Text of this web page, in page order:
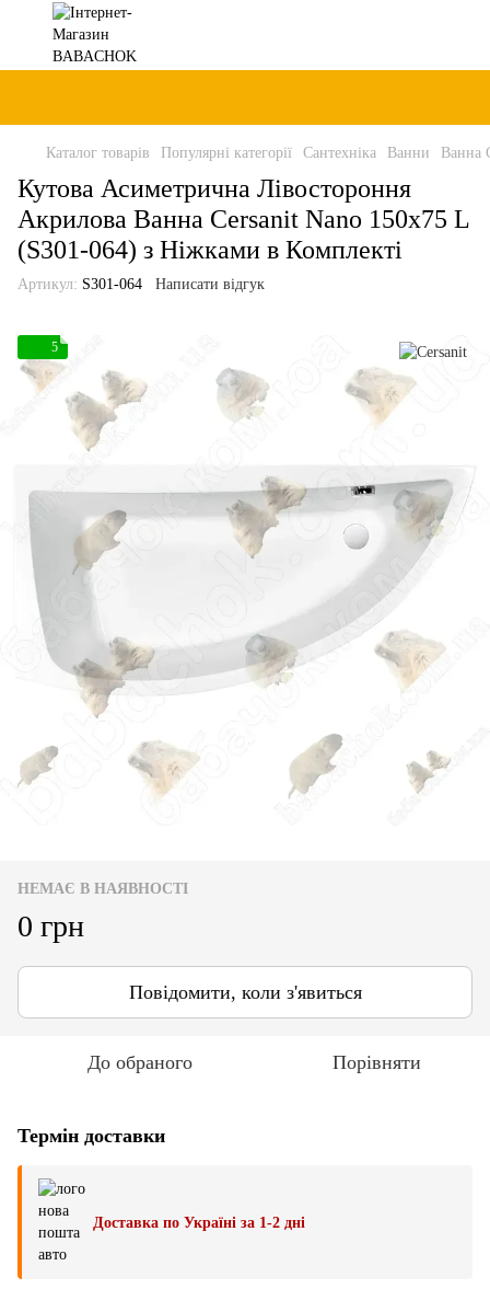
Каталог товарів Популярні категорії Сантехніка Ванни Ванна
Кутова Асиметрична Лівостороння
Акрилова Ванна Cersanit Nano 150x75 L
(S301-064) з Ніжками в Комплекті
Артикул: S301-064 Написати відгук
5
НЕМАЄ В НАЯВНОСТІ
0 грн
Повідомити, коли з'явиться
До обраного Порівняти
Термін доставки
Доставка по Україні за 1-2 дні